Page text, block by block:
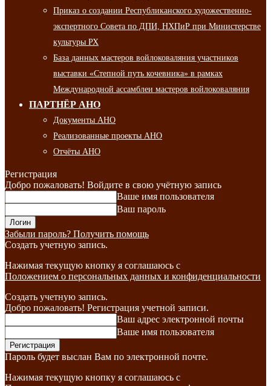
Приказ о создании Республиканского художественно-
экспертного Совета по ДПИ, НХПиР при Министерстве
культуры РХ
База данных мастеров войлоковаляния участников
выставки «Степной путь кочевника» в рамках
Международной ассамблеи мастеров войлоковаляния
ПАРТНЁР АНО
Документы АНО
Реализованные проекты АНО
Отчёты АНО
Регистрация
Добро пожаловать! Войдите в свою учётную запись
Ваше имя пользователя
Ваш пароль
Забыли пароль? Получить помощь
Создать учетную запись.
Нажимая текущую кнопку я соглашаюсь с
Положением о персональных данных и конфиденциальности
Создать учетную запись.
Добро пожаловать! Регистрация учетной записи.
Ваш адрес электронной почты
Ваше имя пользователя
Пароль будет выслан Вам по электронной почте.
Нажимая текущую кнопку я соглашаюсь с